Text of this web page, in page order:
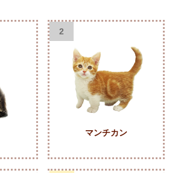
2
マンチカン